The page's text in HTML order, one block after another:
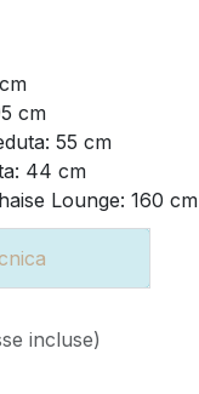
cm
55 cm
44 cm
Lounge: 160 cm
incluse)